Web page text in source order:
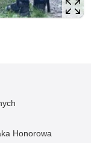
Honorowa